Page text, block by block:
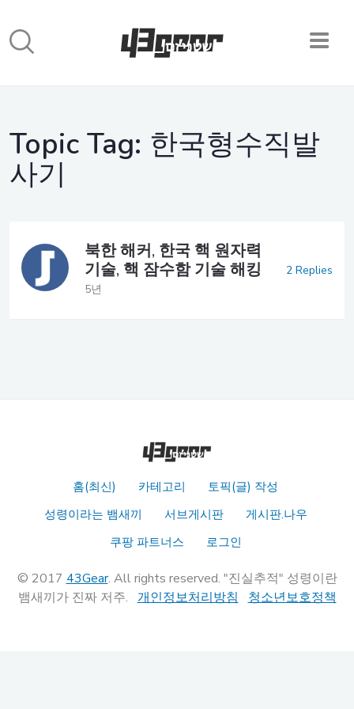
Topic Tag: 한국형수직발
사기
북한 해커, 한국 핵 원자력
기술, 핵 잠수함 기술 해킹
5년
2 Replies
홈(최신) 카테고리
토픽(글) 작성
성령이라는 뱀새끼
서브게시판
게시판.나우
쿠팡 파트너스
로그인
© 2017 43Gear. All rights reserved. "진실추적" 성령이란
뱀새끼가 진짜 저주. 개인정보처리방침 청소년보호정책